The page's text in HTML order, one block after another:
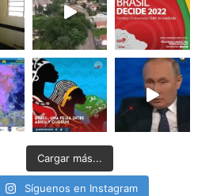
Cargar más...
Síguenos en Instagram